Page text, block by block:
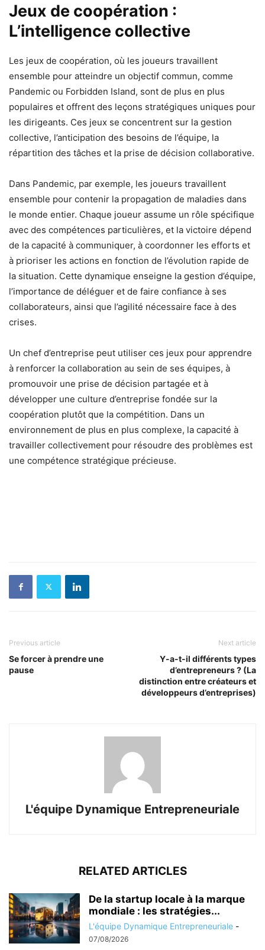
Jeux de coopération :
L’intelligence collective
Les jeux de coopération, où les joueurs travaillent
ensemble pour atteindre un objectif commun, comme
Pandemic ou Forbidden Island, sont de plus en plus
populaires et offrent des leçons stratégiques uniques pour
les dirigeants. Ces jeux se concentrent sur la gestion
collective, l’anticipation des besoins de l’équipe, la
répartition des tâches et la prise de décision collaborative.
Dans Pandemic, par exemple, les joueurs travaillent
ensemble pour contenir la propagation de maladies dans
le monde entier. Chaque joueur assume un rôle spécifique
avec des compétences particulières, et la victoire dépend
de la capacité à communiquer, à coordonner les efforts et
à prioriser les actions en fonction de l’évolution rapide de
la situation. Cette dynamique enseigne la gestion d’équipe,
l’importance de déléguer et de faire confiance à ses
collaborateurs, ainsi que l’agilité nécessaire face à des
crises.
Un chef d’entreprise peut utiliser ces jeux pour apprendre
à renforcer la collaboration au sein de ses équipes, à
promouvoir une prise de décision partagée et à
développer une culture d’entreprise fondée sur la
coopération plutôt que la compétition. Dans un
environnement de plus en plus complexe, la capacité à
travailler collectivement pour résoudre des problèmes est
une compétence stratégique précieuse.
Previous article
Se forcer à prendre une
pause
Next article
Y-a-t-il différents types
d’entrepreneurs ? (La
distinction entre créateurs et
développeurs d’entreprises)
L'équipe Dynamique Entrepreneuriale
RELATED ARTICLES
De la startup locale à la marque
mondiale : les stratégies...
L'équipe Dynamique Entrepreneuriale -
07/08/2026